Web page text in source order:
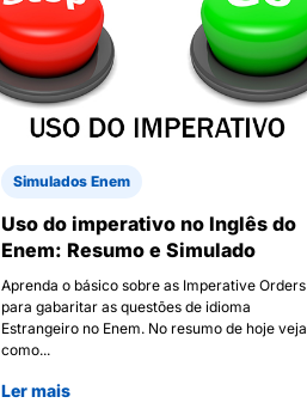
Simulados Enem
Uso do imperativo no Inglês do
Enem: Resumo e Simulado
Aprenda o básico sobre as Imperative Orders
para gabaritar as questões de idioma
Estrangeiro no Enem. No resumo de hoje veja
como...
Ler mais